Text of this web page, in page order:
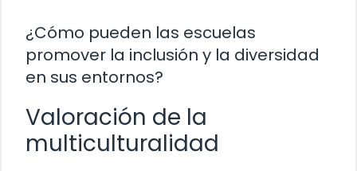
¿Cómo pueden las escuelas
promover la inclusión y la diversidad
en sus entornos?
Valoración de la
multiculturalidad